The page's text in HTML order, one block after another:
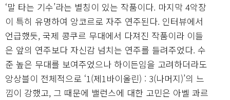
‘말 타는 기수’라는 별칭이 있는 작품이다. 마지막 4악장
이 특히 유명하여 앙코르로 자주 연주된다. 인터뷰에서
언급했듯, 국제 콩쿠르 무대에서 다져진 작품이라 이들
은 앞의 연주보다 자신감 넘치는 연주를 들려주었다. 수
준 높은 무대를 보여주었으나 하이든임을 고려하더라도
앙상블이 전체적으로 ‘1(제1바이올린) : 3(나머지)’의 느
낌이 강했고, 그 때문에 밸런스에 대한 고민은 아벨 콰르